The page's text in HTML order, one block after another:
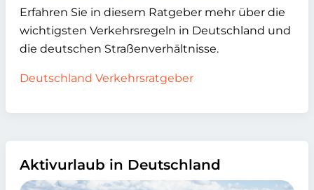
Erfahren Sie in diesem Ratgeber mehr über die
wichtigsten Verkehrsregeln in Deutschland und
die deutschen Straßenverhältnisse.
Deutschland Verkehrsratgeber
Aktivurlaub in Deutschland